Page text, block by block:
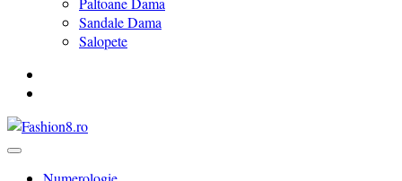
Sandale Dama
Salopete
Revista Fashion8.ro locul unde gasesti ce e nou: horoscop,